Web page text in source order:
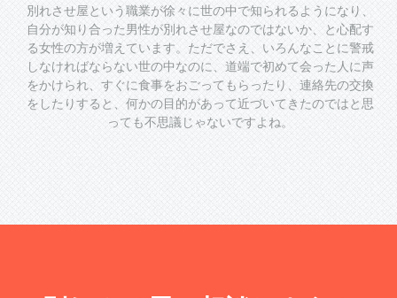
別れさせ屋という職業が徐々に世の中で知られるようになり、
自分が知り合った男性が別れさせ屋なのではないか、と心配す
る女性の方が増えています。ただでさえ、いろんなことに警戒
しなければならない世の中なのに、道端で初めて会った人に声
をかけられ、すぐに食事をおごってもらったり、連絡先の交換
をしたりすると、何かの目的があって近づいてきたのではと思
っても不思議じゃないですよね。